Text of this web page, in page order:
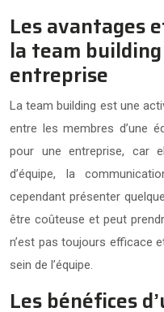
Les avantages
la team
entreprise
La team building est une
entre les membres d’une
pour une entreprise, car
d’équipe, la
cependant présenter
être coûteuse et peut
n’est pas toujours efficace
sein de l’équipe.
Les bénéfices